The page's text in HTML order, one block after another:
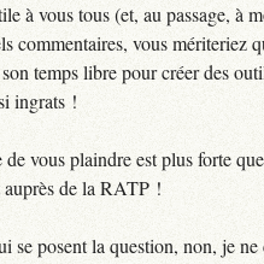
à vous tous (et, au passage, à
commentaires, vous mériteriez
temps libre pour créer des
ingrats !
de vous plaindre est plus forte
auprès de la RATP !
se posent la question, non, je ne